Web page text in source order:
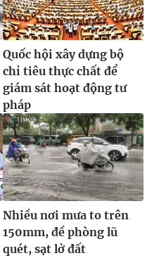
Quốc hội xây dựng bộ
chỉ tiêu thực chất để
giám sát hoạt động tư
pháp
Nhiều nơi mưa to trên
150mm, đề phòng lũ
quét, sạt lở đất